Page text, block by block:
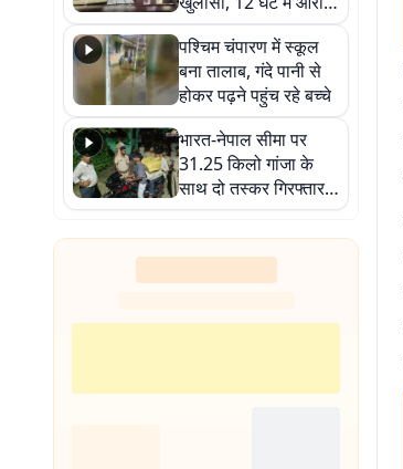
गिरफ्तार
पश्चिम चंपारण में स्कूल
बना तालाब, गंदे पानी से
होकर पढ़ने पहुंच रहे बच्चे
भारत-नेपाल सीमा पर
31.25 किलो गांजा के
साथ दो तस्कर गिरफ्तार,
नेपाली नंबर की बाइक
जब्त